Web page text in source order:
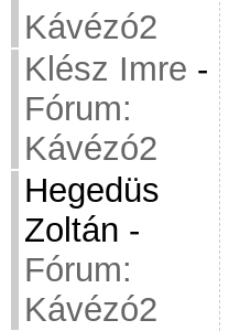
Kávézó2
Klész Imre -
Fórum:
Kávézó2
Hegedüs
Zoltán -
Fórum:
Kávézó2